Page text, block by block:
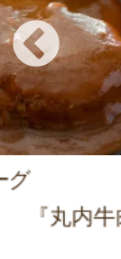
牛肉店』